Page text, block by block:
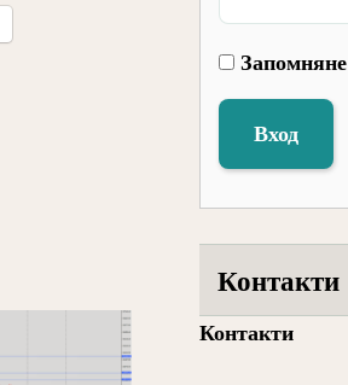
Запомняне
Вход
Контакти
Контакти